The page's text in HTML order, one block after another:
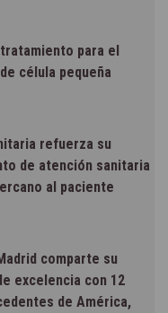
para el
célula pequeña
refuerza su
de atención sanitaria
al paciente
comparte su
excelencia con 12
de América,